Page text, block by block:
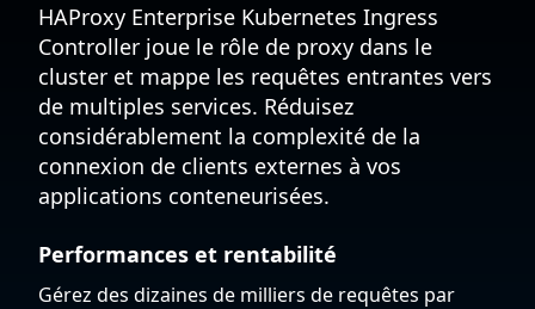
HAProxy Enterprise Kubernetes Ingress
Controller joue le rôle de proxy dans le
cluster et mappe les requêtes entrantes vers
de multiples services. Réduisez
considérablement la complexité de la
connexion de clients externes à vos
applications conteneurisées.
Performances et rentabilité
Gérez des dizaines de milliers de requêtes par